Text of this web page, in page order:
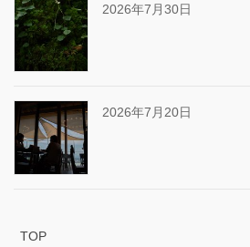
2026年7月30日
2026年7月20日
TOP